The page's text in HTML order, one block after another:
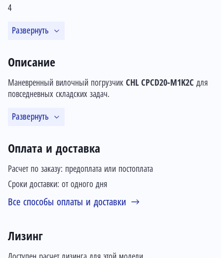
4
Развернуть
Оплата и доставка
Расчет по заказу: предоплата или постоплата
Сроки доставки: от одного дня
Все способы оплаты и доставки
Лизинг
Описание
Маневренный вилочный погрузчик CHL CPCD20-M1K2C для
повседневных складских задач.
Развернуть